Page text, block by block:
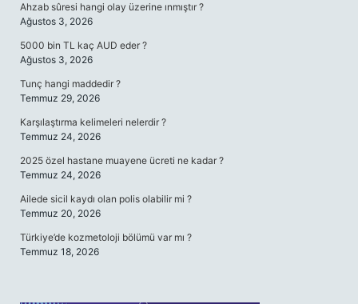
Ahzab sûresi hangi olay üzerine ınmıştır ?
Ağustos 3, 2026
5000 bin TL kaç AUD eder ?
Ağustos 3, 2026
Tunç hangi maddedir ?
Temmuz 29, 2026
Karşılaştırma kelimeleri nelerdir ?
Temmuz 24, 2026
2025 özel hastane muayene ücreti ne kadar ?
Temmuz 24, 2026
Ailede sicil kaydı olan polis olabilir mi ?
Temmuz 20, 2026
Türkiye’de kozmetoloji bölümü var mı ?
Temmuz 18, 2026